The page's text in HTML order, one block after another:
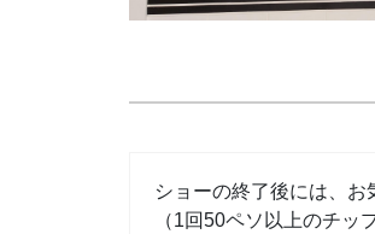
ショーの終了後には、お
（1回50ペソ以上のチッ